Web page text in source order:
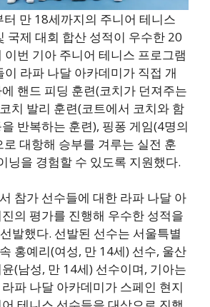
만 18세까지의 주니어 테니스
국제 대회 합산 성적이 우수한 20
이번 기아 주니어 테니스 프로그램
이 라파 나달 아카데미가 직접 개
핸드 피딩 훈련(코치가 던져주는
치 발리 훈련(코트에서 코치와 함
반복하는 훈련), 핑퐁 게임(4명의
대항해 승부를 겨루는 실전 훈
닝을 경험할 수 있도록 지원했다.
참가 선수들에 대한 라파 나달 아
의 평가를 진행해 우수한 성적을
발했다. 선발된 선수는 서울특별
홍예리(여성, 만 14세) 선수, 울산
(남성, 만 14세) 선수이며, 기아는
파 나달 아카데미가 스페인 현지